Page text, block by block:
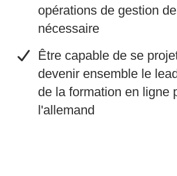
opérations de gestion
nécessaire
​Être capable de se
devenir ensemble le
de la formation en ligne
l'allemand